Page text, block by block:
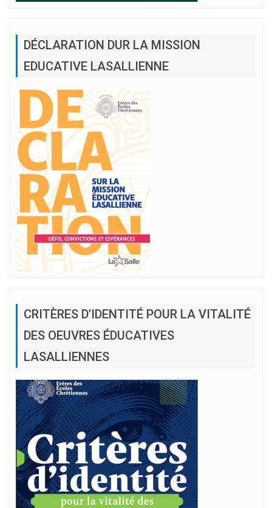
DÉCLARATION DUR LA MISSION
EDUCATIVE LASALLIENNE
CRITÈRES D’IDENTITÉ POUR LA VITALITÉ
DES OEUVRES ÉDUCATIVES
LASALLIENNES